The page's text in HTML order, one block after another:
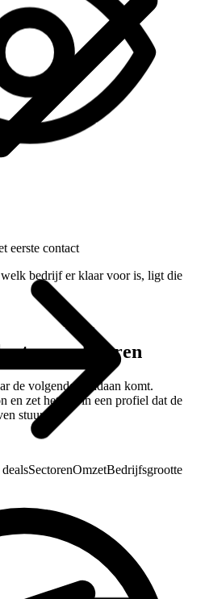
eerste contact
bedrijf er klaar voor is, ligt die
analyseren
de volgende vandaan komt.
en zet het om in een profiel dat de
stuurt.
SectorenOmzetBedrijfsgrootte